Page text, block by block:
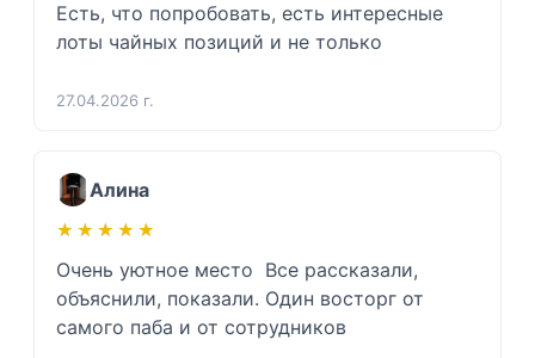
Есть, что попробовать, есть интересные
лоты чайных позиций и не только
27.04.2026 г.
Алина
★★★★★
★★★★★
Очень уютное место  Все рассказали,
объяснили, показали. Один восторг от
самого паба и от сотрудников